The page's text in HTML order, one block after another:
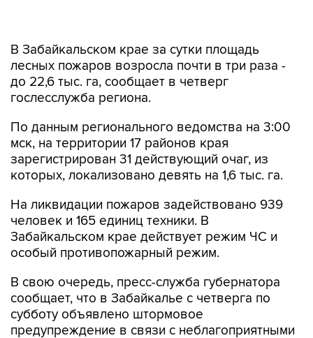
до 22,6 тыс. га, сообщает в четверг
гослесслужба региона.
По данным регионального ведомства на 3:00
зарегистрирован 31 действующий очаг, из
которых, локализовано девять на 1,6 тыс. га.
На ликвидации пожаров задействовано 939
Забайкальском крае действует режим ЧС и
особый противопожарный режим.
В свою очередь, пресс-служба губернатора
субботу объявлено штормовое
предупреждение в связи с неблагоприятными
метеорологическими явлениями. Кроме того, в
эти дни ожидается чрезвычайная пожарная